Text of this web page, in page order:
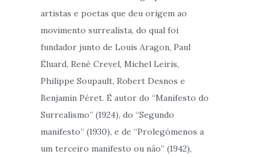
artistas e poetas que deu origem ao
movimento surrealista, do qual foi
fundador junto de Louis Aragon, Paul
Éluard, René Crevel, Michel Leiris,
Philippe Soupault, Robert Desnos e
Benjamin Péret. É autor do “Manifesto do
Surrealismo” (1924), do “Segundo
manifesto” (1930), e de “Prolegómenos a
um terceiro manifesto ou não” (1942),